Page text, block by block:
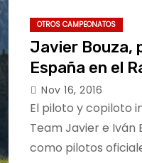
OTROS CAMPEONATOS
Javier Bouza,
España en el
Nov 16, 2016
El piloto y copiloto
Team Javier e Iván
como pilotos